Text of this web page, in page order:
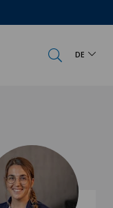
DE